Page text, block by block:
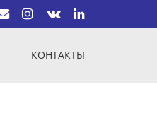
КОНТАКТЫ